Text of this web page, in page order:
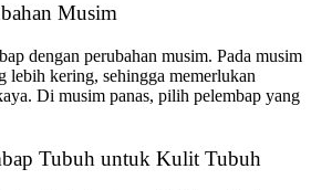
Musim
dengan perubahan musim. Pada musim
lebih kering, sehingga memerlukan
Di musim panas, pilih pelembap yang
Tubuh untuk Kulit Tubuh